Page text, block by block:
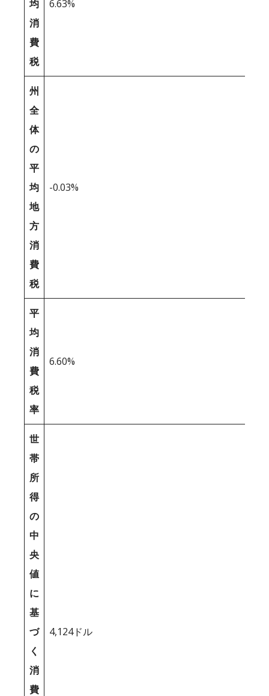
均
消
費
税
6.63%
州
全
体
の
平
均
地
方
消
費
税
-0.03%
平
均
消
費
税
率
6.60%
世
帯
所
得
の
中
央
値
に
基
づ
く
消
費
4,124ドル